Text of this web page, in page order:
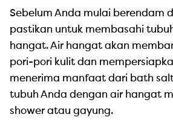
Sebelum Anda mulai berendam
pastikan untuk membasahi
hangat. Air hangat akan
pori-pori kulit dan
menerima manfaat dari bath
tubuh Anda dengan air hangat
shower atau gayung.